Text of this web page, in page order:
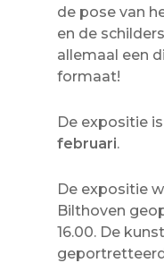
de pose van
en de
allemaal een
formaat!
De expositie
februari.
De expositie
Bilthoven
16.00. De